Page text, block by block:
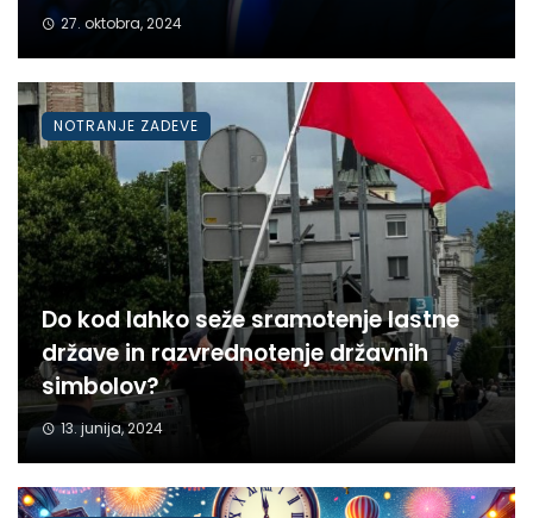
27. oktobra, 2024
Do kod lahko seže sramotenje lastne
države in razvrednotenje državnih
simbolov?
13. junija, 2024
NOTRANJE ZADEVE